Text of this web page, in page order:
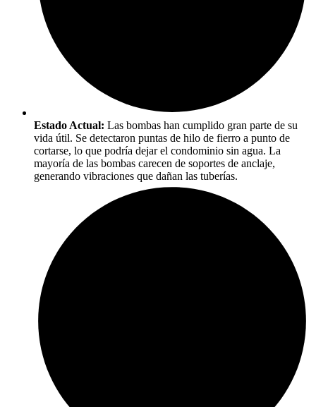
Estado Actual: Las bombas han cumplido gran parte de su
vida útil. Se detectaron puntas de hilo de fierro a punto de
cortarse, lo que podría dejar el condominio sin agua. La
mayoría de las bombas carecen de soportes de anclaje,
generando vibraciones que dañan las tuberías.